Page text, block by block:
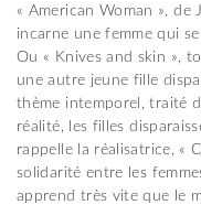
« American Woman », de
incarne une femme qui
Ou « Knives and skin »,
une autre jeune fille
thème intemporel, traité
réalité, les filles
rappelle la réalisatrice, «
solidarité entre les
apprend très vite que le